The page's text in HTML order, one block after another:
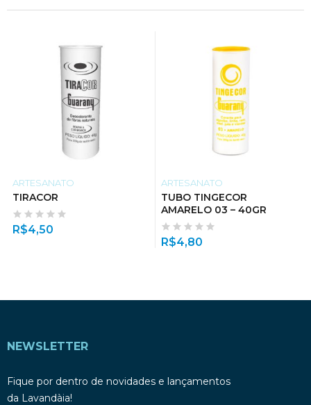
ARTESANATO
TIRACOR
R$4,50
ARTESANATO
TUBO TINGECOR
AMARELO 03 – 40GR
R$4,80
NEWSLETTER
Fique por dentro de novidades e lançamentos
da Lavandàia!